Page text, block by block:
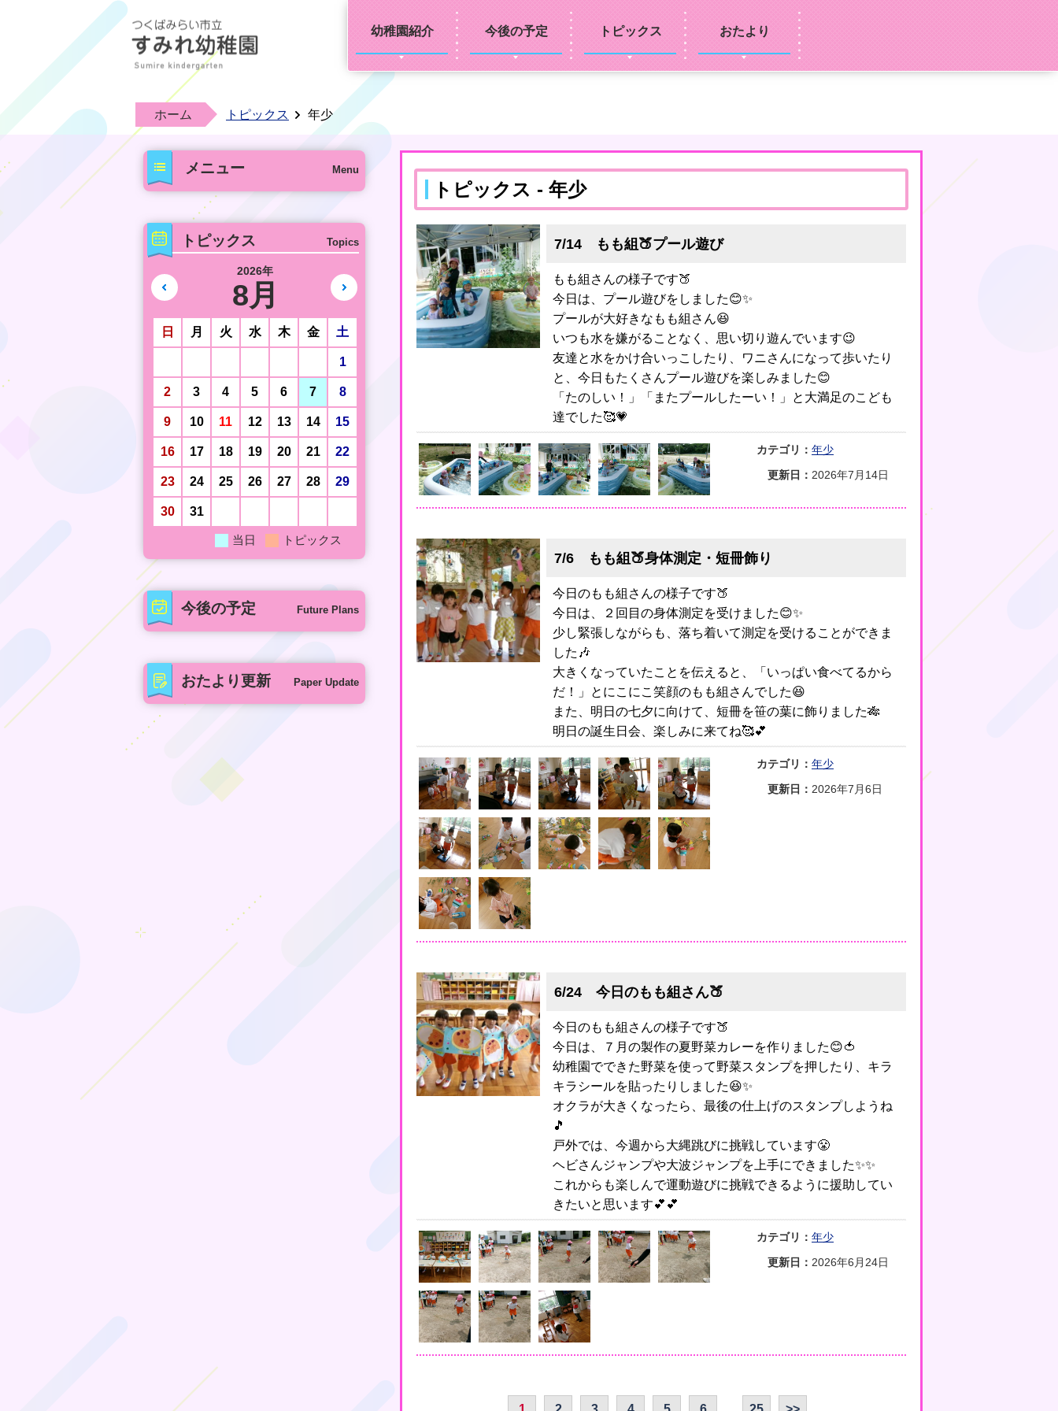
幼稚園紹介 今後の予定 トピックス おたより
ホーム トピックス 年少
トピックス - 年少
7/14 もも組🍑プール遊び
もも組さんの様子です🍑
今日は、プール遊びをしました😊✨
プールが大好きなもも組さん😆
いつも水を嫌がることなく、思い切り遊んでいます😉
友達と水をかけ合いっこしたり、ワニさんになって歩いたり
と、今日もたくさんプール遊びを楽しみました😊
「たのしい！」「またプールしたーい！」と大満足のこども
達でした🥰💗
カテゴリ： 年少
更新日： 2026年7月14日
7/6 もも組🍑身体測定・短冊飾り
今日のもも組さんの様子です🍑
今日は、２回目の身体測定を受けました😊✨
少し緊張しながらも、落ち着いて測定を受けることができま
した🎶
大きくなっていたことを伝えると、「いっぱい食べてるから
だ！」とにこにこ笑顔のもも組さんでした😆
また、明日の七夕に向けて、短冊を笹の葉に飾りました🎋
明日の誕生日会、楽しみに来てね🥰💕
カテゴリ： 年少
更新日： 2026年7月6日
6/24 今日のもも組さん🍑
今日のもも組さんの様子です🍑
今日は、７月の製作の夏野菜カレーを作りました😊🍅
幼稚園でできた野菜を使って野菜スタンプを押したり、キラ
キラシールを貼ったりしました😆✨
オクラが大きくなったら、最後の仕上げのスタンプしようね
🎵
戸外では、今週から大縄跳びに挑戦しています😤
ヘビさんジャンプや大波ジャンプを上手にできました✨✨
これからも楽しんで運動遊びに挑戦できるように援助してい
きたいと思います💕💕
カテゴリ： 年少
更新日： 2026年6月24日
メニュー Menu
トピックス Topics
2026年
8月
日 月 火 水 木 金 土
1
2 3 4 5 6 7 8
9 10 11 12 13 14 15
16 17 18 19 20 21 22
23 24 25 26 27 28 29
30 31
前の月へ 次の月へ
当日 トピックス
今後の予定 Future Plans
おたより更新 Paper Update